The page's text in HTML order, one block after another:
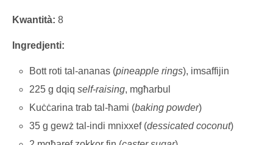
Kwantità: 8
Ingredjenti:
Bott roti tal-ananas (pineapple rings), imsaffijin
225 g dqiqself-raising, mgħarbul
Kuċċarina trab tal-ħami (baking powder)
35 g gewż tal-indi mnixxef (dessicated coconut)